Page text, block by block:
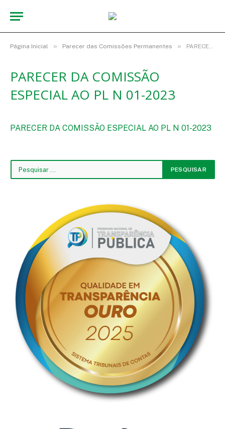
Página Inicial » Parecer das Comissões Permanentes » PARECER DA COMISSÃO ESPECIAL AO PL N 01-2023
PARECER DA COMISSÃO
ESPECIAL AO PL N 01-2023
PARECER DA COMISSÃO ESPECIAL AO PL N 01-2023